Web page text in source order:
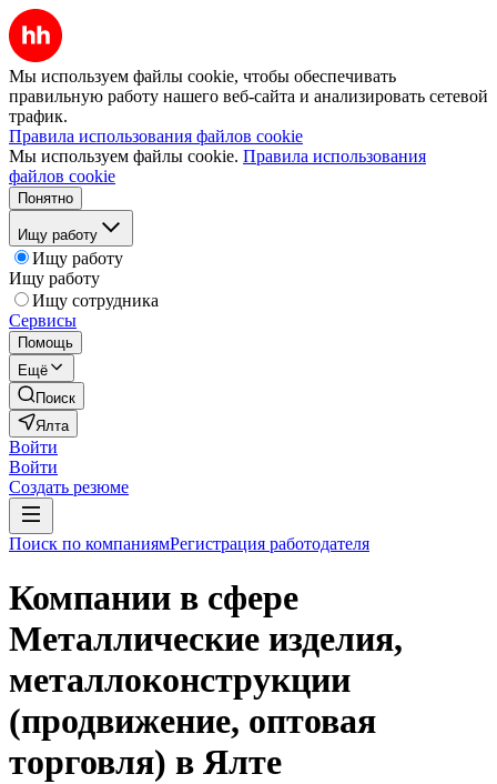
Мы используем файлы cookie, чтобы обеспечивать
правильную работу нашего веб-сайта и анализировать сетевой
трафик.
Правила использования файлов cookie
Мы используем файлы cookie. Правила использования
файлов cookie
Понятно
Ищу работу
Ищу работу
Ищу работу
Ищу сотрудника
Сервисы
Помощь
Ещё
Поиск
Ялта
Войти
Войти
Создать резюме
Поиск по компаниямРегистрация работодателя
Компании в сфере
Металлические изделия,
металлоконструкции
(продвижение, оптовая
торговля) в Ялте